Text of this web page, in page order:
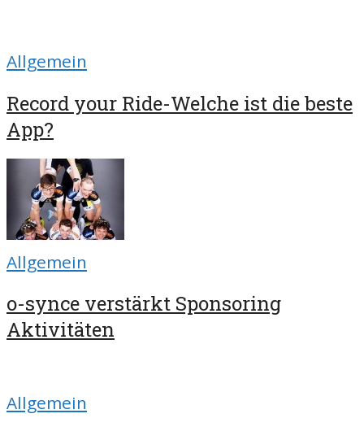
Allgemein
Record your Ride-Welche ist die beste
App?
Allgemein
o-synce verstärkt Sponsoring
Aktivitäten
Allgemein